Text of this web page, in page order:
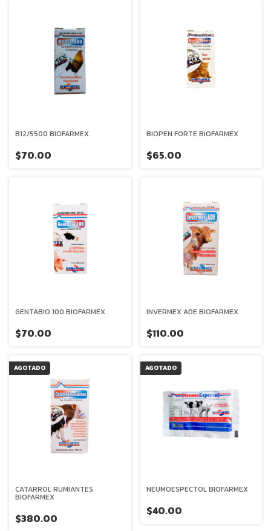
B12/5500 BIOFARMEX
$70.00
BIOPEN FORTE BIOFARMEX
$65.00
GENTABIO 100 BIOFARMEX
$70.00
INVERMEX ADE BIOFARMEX
$110.00
AGOTADO
CATARROL RUMIANTES
BIOFARMEX
$380.00
AGOTADO
NEUMOESPECTOL BIOFARMEX
$40.00